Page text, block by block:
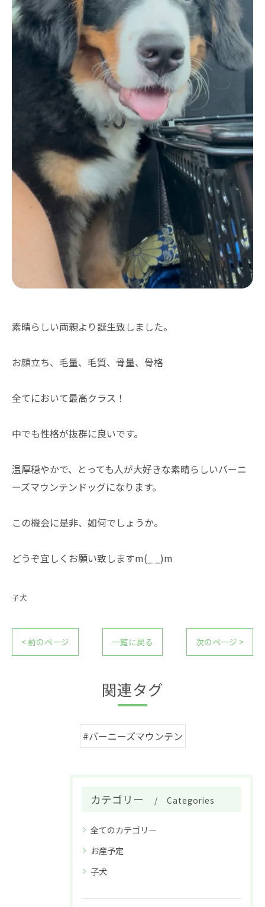
素晴らしい両親より誕生致しました。
お顔立ち、毛量、毛質、骨量、骨格
全てにおいて最高クラス！
中でも性格が抜群に良いです。
温厚穏やかで、とっても人が大好きな素晴らしいバーニ
ーズマウンテンドッグになります。
この機会に是非、如何でしょうか。
どうぞ宜しくお願い致しますm(_ _)m
子犬
< 前のページ 一覧に戻る 次のページ >
関連タグ
#バーニーズマウンテン
カテゴリー Categories
全てのカテゴリー
お産予定
子犬